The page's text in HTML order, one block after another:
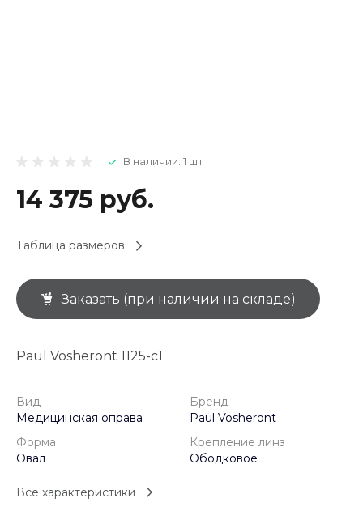
В наличии: 1 шт
14 375 руб.
Таблица размеров
Заказать (при наличии на складе)
Paul Vosheront 1125-c1
Вид
Медицинская оправа
Бренд
Paul Vosheront
Форма
Овал
Крепление линз
Ободковое
Все характеристики